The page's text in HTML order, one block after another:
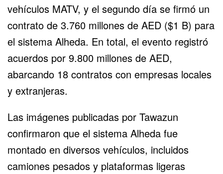
vehículos MATV, y el segundo día se firmó un
contrato de 3.760 millones de AED ($1 B) para
el sistema Alheda. En total, el evento registró
acuerdos por 9.800 millones de AED,
abarcando 18 contratos con empresas locales
y extranjeras.
Las imágenes publicadas por Tawazun
confirmaron que el sistema Alheda fue
montado en diversos vehículos, incluidos
camiones pesados y plataformas ligeras